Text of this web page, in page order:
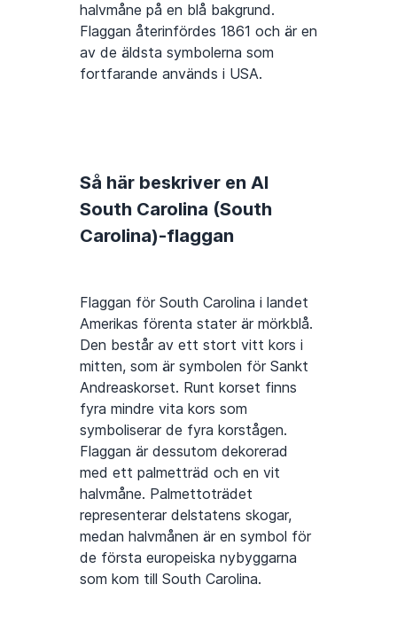
halvmåne på en blå bakgrund.
Flaggan återinfördes 1861 och är en
av de äldsta symbolerna som
fortfarande används i USA.
Så här beskriver en AI
South Carolina (South
Carolina)-flaggan
Flaggan för South Carolina i landet
Amerikas förenta stater är mörkblå.
Den består av ett stort vitt kors i
mitten, som är symbolen för Sankt
Andreaskorset. Runt korset finns
fyra mindre vita kors som
symboliserar de fyra korstågen.
Flaggan är dessutom dekorerad
med ett palmetträd och en vit
halvmåne. Palmettoträdet
representerar delstatens skogar,
medan halvmånen är en symbol för
de första europeiska nybyggarna
som kom till South Carolina.